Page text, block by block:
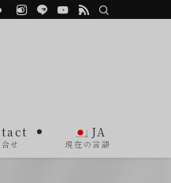
せ
JA
現在の言語